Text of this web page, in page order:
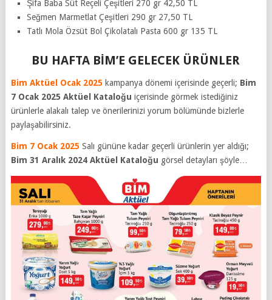
Şifa Baba Süt Reçeli Çeşitleri 270 gr 42,50 TL
Seğmen Marmetlat Çeşitleri 290 gr 27,50 TL
Tatlı Mola Özsüt Bol Çikolatalı Pasta 600 gr 135 TL
BU HAFTA BİM’E GELECEK ÜRÜNLER
Bim Aktüel Ocak 2025 kampanya dönemi içerisinde geçerli; Bim
7 Ocak 2025 Aktüel Kataloğu içerisinde görmek istediğiniz
ürünlerle alakalı talep ve önerilerinizi yorum bölümünde bizlerle
paylaşabilirsiniz.
Bim 7 Ocak 2025 Salı gününe kadar geçerli ürünlerin yer aldığı;
Bim 31 Aralık 2024Aktüel Kataloğu görsel detayları şöyle…